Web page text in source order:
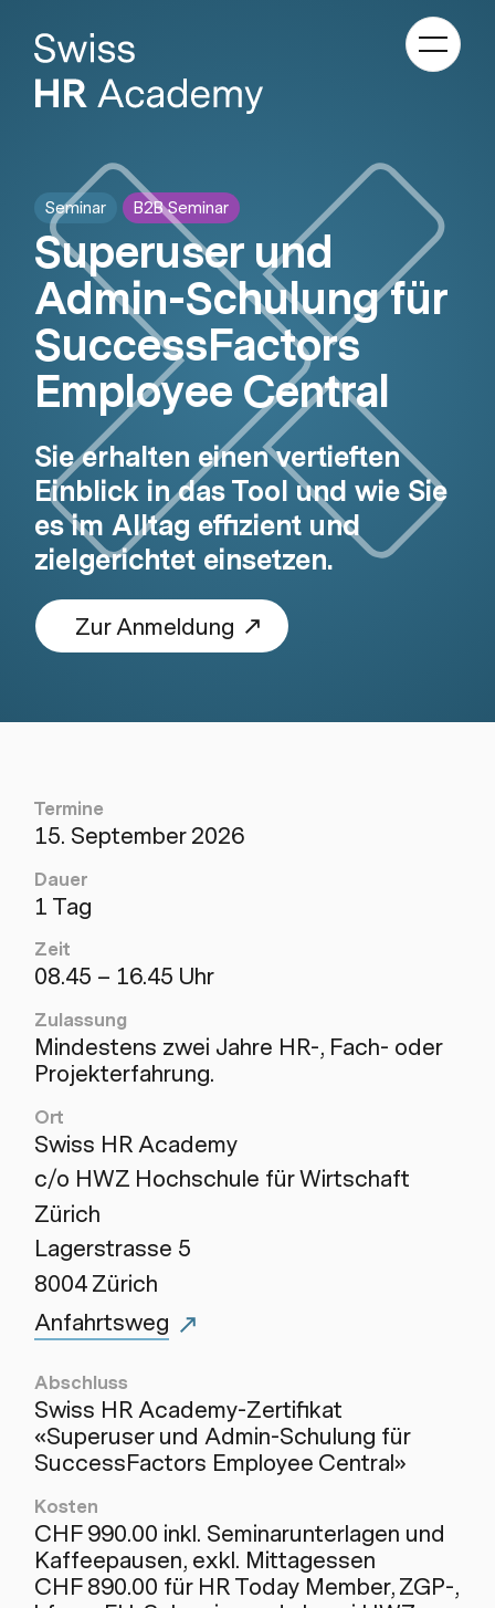
Seminar B2B Seminar
Superuser und
Admin-Schulung für
SuccessFactors
Employee Central
Sie erhalten einen vertieften
Einblick in das Tool und wie Sie
es im Alltag effizient und
zielgerichtet einsetzen.
Zur Anmeldung
Termine
15. September 2026
Dauer
1 Tag
Zeit
08.45 – 16.45 Uhr
Zulassung
Mindestens zwei Jahre HR-, Fach- oder
Projekterfahrung.
Ort
Swiss HR Academy
c/o HWZ Hochschule für Wirtschaft
Zürich
Lagerstrasse 5
8004 Zürich
Anfahrtsweg
Abschluss
Swiss HR Academy-Zertifikat
«Superuser und Admin-Schulung für
SuccessFactors Employee Central»
Kosten
CHF 990.00 inkl. Seminarunterlagen und
Kaffeepausen, exkl. Mittagessen
CHF 890.00 für HR Today Member, ZGP-,